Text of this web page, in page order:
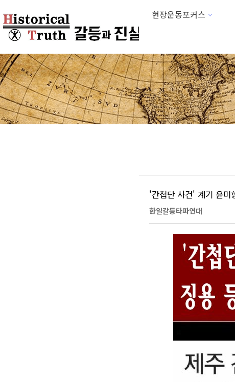
현장운동포커스
'간첩단 사건' 계기 윤미
한일갈등타파연대